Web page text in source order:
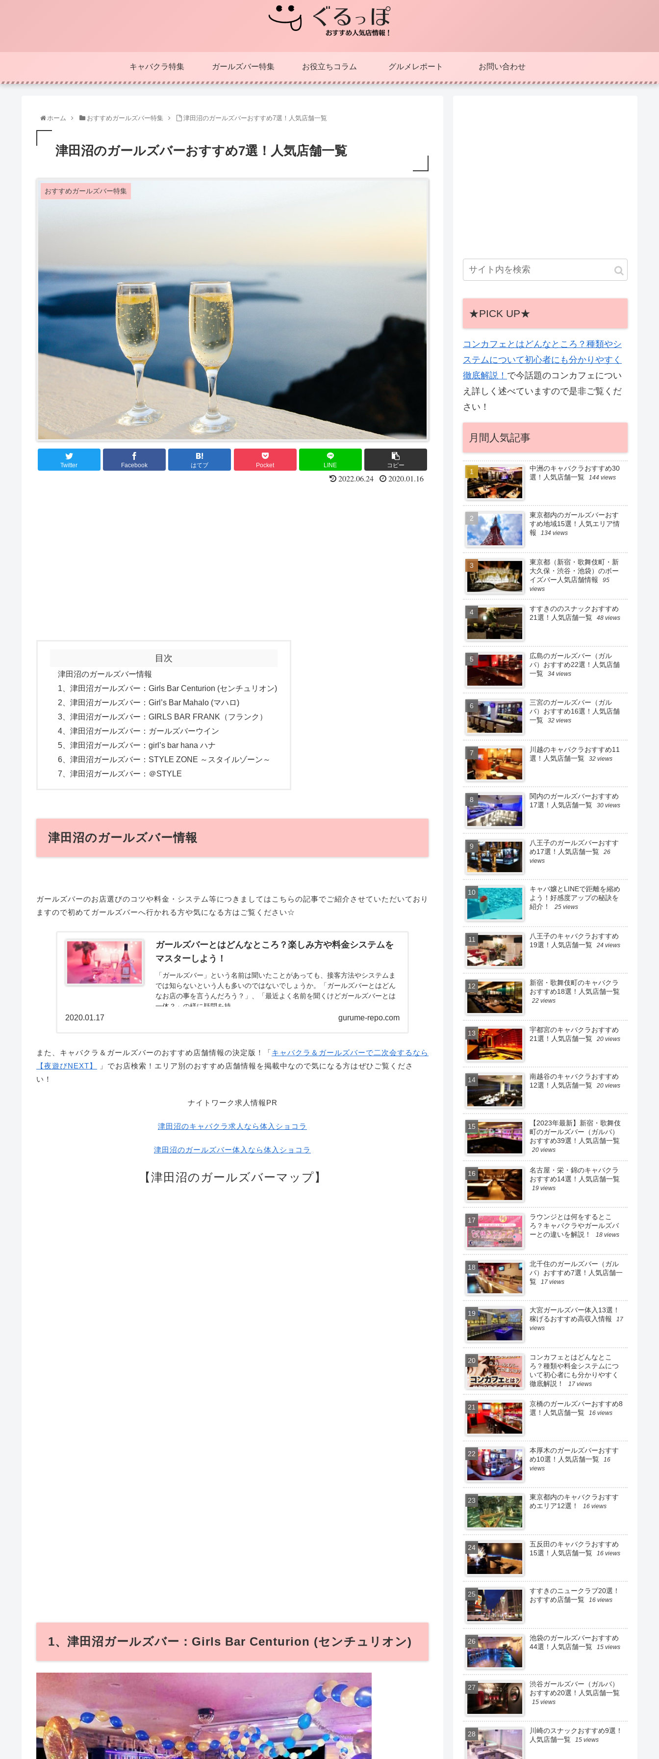
キャバクラ特集 ガールズバー特集 お役立ちコラム グルメレポート お問い合わせ
ホーム おすすめガールズバー特集 津田沼のガールズバーおすすめ7選！人気店舗一覧
津田沼のガールズバーおすすめ7選！人気店舗一覧
おすすめガールズバー特集
Twitter Facebook はてブ Pocket LINE コピー
2022.06.24 2020.01.16
目次
津田沼のガールズバー情報
1、津田沼ガールズバー：Girls Bar Centurion (センチュリオン)
2、津田沼ガールズバー：Girl’s Bar Mahalo (マハロ)
3、津田沼ガールズバー：GIRLS BAR FRANK（フランク）
4、津田沼ガールズバー：ガールズバーウイン
5、津田沼ガールズバー：girl’s bar hana ハナ
6、津田沼ガールズバー：STYLE ZONE ～スタイルゾーン～
7、津田沼ガールズバー：＠STYLE
津田沼のガールズバー情報
ガールズバーのお店選びのコツや料金・システム等につきましてはこちらの記事でご紹介させていただいており
ますので初めてガールズバーへ行かれる方や気になる方はご覧ください☆
ガールズバーとはどんなところ？楽しみ方や料金システムを
マスターしよう！
「ガールズバー」という名前は聞いたことがあっても、接客方法やシステムま
では知らないという人も多いのではないでしょうか。「ガールズバーとはどん
なお店の事を言うんだろう？」、「最近よく名前を聞くけどガールズバーとは
一体？」の様に疑問を持...
gurume-repo.com
2020.01.17
また、キャバクラ＆ガールズバーのおすすめ店舗情報の決定版！「キャバクラ＆ガールズバーで二次会するなら
【夜遊びNEXT】
」でお店検索！エリア別のおすすめ店舗情報を掲載中なので気になる方はぜひご覧くださ
い！
ナイトワーク求人情報PR
津田沼のキャバクラ求人なら体入ショコラ
津田沼のガールズバー体入なら体入ショコラ
【津田沼のガールズバーマップ】
1、津田沼ガールズバー：Girls Bar Centurion (センチュリオン)
★PICK UP★
コンカフェとはどんなところ？種類やシ
ステムについて初心者にも分かりやすく
徹底解説！ で今話題のコンカフェについ
え詳しく述べていますので是非ご覧くだ
さい！
月間人気記事
中洲のキャバクラおすすめ30
選！人気店舗一覧
144 views
東京都内のガールズバーおす
すめ地域15選！人気エリア情
報
134 views
東京都（新宿・歌舞伎町・新
大久保・渋谷・池袋）のボー
イズバー人気店舗情報
95
views
すすきののスナックおすすめ
21選！人気店舗一覧
48 views
広島のガールズバー（ガル
バ）おすすめ22選！人気店舗
一覧
34 views
三宮のガールズバー（ガル
バ）おすすめ16選！人気店舗
一覧
32 views
川越のキャバクラおすすめ11
選！人気店舗一覧
32 views
関内のガールズバーおすすめ
17選！人気店舗一覧
30 views
八王子のガールズバーおすす
め17選！人気店舗一覧
26
views
キャバ嬢とLINEで距離を縮め
よう！好感度アップの秘訣を
紹介！
25 views
八王子のキャバクラおすすめ
19選！人気店舗一覧
24 views
新宿・歌舞伎町のキャバクラ
おすすめ18選！人気店舗一覧
22 views
宇都宮のキャバクラおすすめ
21選！人気店舗一覧
20 views
南越谷のキャバクラおすすめ
12選！人気店舗一覧
20 views
【2023年最新】新宿・歌舞伎
町のガールズバー（ガルバ）
おすすめ39選！人気店舗一覧
20 views
名古屋・栄・錦のキャバクラ
おすすめ14選！人気店舗一覧
19 views
ラウンジとは何をするとこ
ろ？キャバクラやガールズバ
ーとの違いを解説！
18 views
北千住のガールズバー（ガル
バ）おすすめ7選！人気店舗一
覧
17 views
大宮ガールズバー体入13選！
稼げるおすすめ高収入情報
17
views
コンカフェとはどんなとこ
ろ？種類や料金システムにつ
いて初心者にも分かりやすく
徹底解説！
17 views
京橋のガールズバーおすすめ8
選！人気店舗一覧
16 views
本厚木のガールズバーおすす
め10選！人気店舗一覧
16
views
東京都内のキャバクラおすす
めエリア12選！
16 views
五反田のキャバクラおすすめ
15選！人気店舗一覧
16 views
すすきのニュークラブ20選！
おすすめ店舗一覧
16 views
池袋のガールズバーおすすめ
44選！人気店舗一覧
15 views
渋谷ガールズバー（ガルバ）
おすすめ20選！人気店舗一覧
15 views
川崎のスナックおすすめ9選！
人気店舗一覧
15 views